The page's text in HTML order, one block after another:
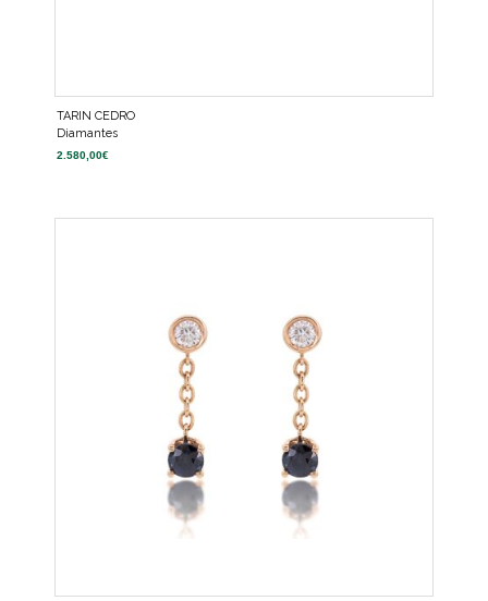
TARIN CEDRO
Diamantes
2.580,00€